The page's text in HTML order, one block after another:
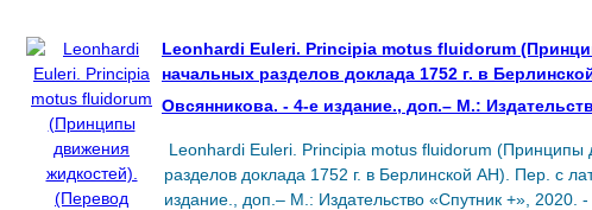
Leonhardi Euleri. Principia motus fluidorum
начальных разделов доклада 1752 г. в
Овсянникова. - 4-е издание., доп.– М.:
Leonhardi Euleri. Principia motus fluidorum
разделов доклада 1752 г. в Берлинской АН). Пер. с
издание., доп.– М.: Издательство «Спутник +», 2020.